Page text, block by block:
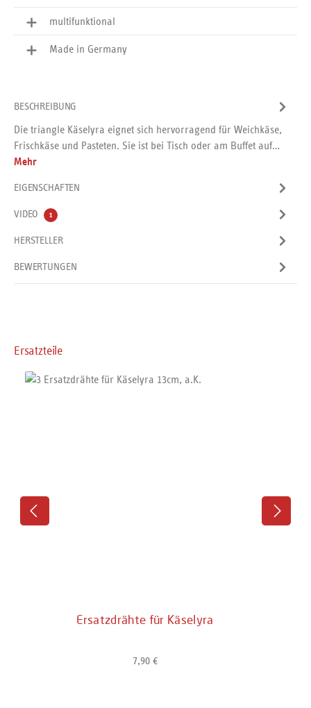
multifunktional
Made in Germany
BESCHREIBUNG
Die triangle Käselyra eignet sich hervorragend für Weichkäse,
Frischkäse und Pasteten. Sie ist bei Tisch oder am Buffet auf…
Mehr
EIGENSCHAFTEN
VIDEO 1
HERSTELLER
BEWERTUNGEN
Produktgalerie überspringen
Ersatzteile
Ersatzdrähte für Käselyra
Regulärer Preis:
7,90 €